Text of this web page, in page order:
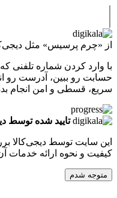
پرسیس» مثل دیجی‌کالا خرید
شماره تلفنی که در
ببین، آدرست رو انتخاب
و امن انجام بده.
تایید شده توسط دیجی‌کالا
توسط دیجی‌کالا بررسی
ارائه خدمات آن تأیید